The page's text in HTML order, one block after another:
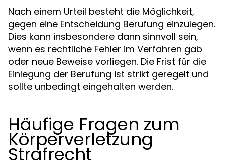
Nach einem Urteil besteht die Möglichkeit,
gegen eine Entscheidung Berufung einzulegen.
Dies kann insbesondere dann sinnvoll sein,
wenn es rechtliche Fehler im Verfahren gab
oder neue Beweise vorliegen. Die Frist für die
Einlegung der Berufung ist strikt geregelt und
sollte unbedingt eingehalten werden.
Häufige Fragen zum
Körperverletzung
Strafrecht